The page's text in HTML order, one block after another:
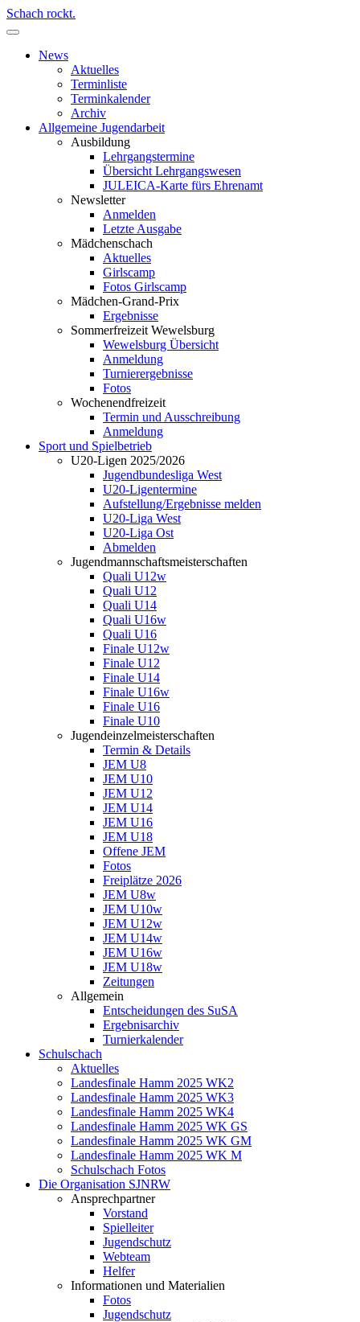
Schach rockt.
News
Aktuelles
Terminliste
Terminkalender
Archiv
Allgemeine Jugendarbeit
Ausbildung
Lehrgangstermine
Übersicht Lehrgangswesen
JULEICA-Karte fürs Ehrenamt
Newsletter
Anmelden
Letzte Ausgabe
Mädchenschach
Aktuelles
Girlscamp
Fotos Girlscamp
Mädchen-Grand-Prix
Ergebnisse
Sommerfreizeit Wewelsburg
Wewelsburg Übersicht
Anmeldung
Turnierergebnisse
Fotos
Wochenendfreizeit
Termin und Ausschreibung
Anmeldung
Sport und Spielbetrieb
U20-Ligen 2025/2026
Jugendbundesliga West
U20-Ligentermine
Aufstellung/Ergebnisse melden
U20-Liga West
U20-Liga Ost
Abmelden
Jugendmannschaftsmeisterschaften
Quali U12w
Quali U12
Quali U14
Quali U16w
Quali U16
Finale U12w
Finale U12
Finale U14
Finale U16w
Finale U16
Finale U10
Jugendeinzelmeisterschaften
Termin & Details
JEM U8
JEM U10
JEM U12
JEM U14
JEM U16
JEM U18
Offene JEM
Fotos
Freiplätze 2026
JEM U8w
JEM U10w
JEM U12w
JEM U14w
JEM U16w
JEM U18w
Zeitungen
Allgemein
Entscheidungen des SuSA
Ergebnisarchiv
Turnierkalender
Schulschach
Aktuelles
Landesfinale Hamm 2025 WK2
Landesfinale Hamm 2025 WK3
Landesfinale Hamm 2025 WK4
Landesfinale Hamm 2025 WK GS
Landesfinale Hamm 2025 WK GM
Landesfinale Hamm 2025 WK M
Schulschach Fotos
Die Organisation SJNRW
Ansprechpartner
Vorstand
Spielleiter
Jugendschutz
Webteam
Helfer
Informationen und Materialien
Fotos
Jugendschutz